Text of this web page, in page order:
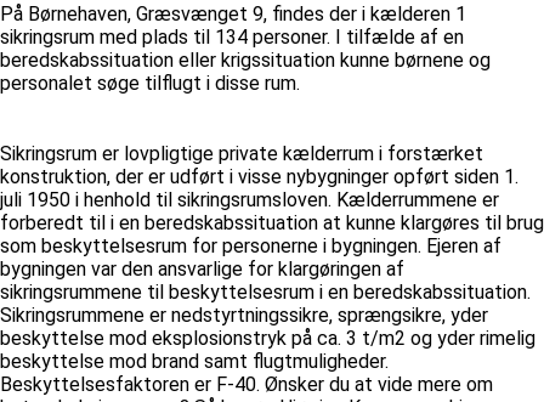
På Børnehaven, Græsvænget 9, findes der i kælderen 1
sikringsrum med plads til 134 personer. I tilfælde af en
beredskabssituation eller krigssituation kunne børnene og
personalet søge tilflugt i disse rum.
Sikringsrum er lovpligtige private kælderrum i forstærket
konstruktion, der er udført i visse nybygninger opført siden 1.
juli 1950 i henhold til sikringsrumsloven. Kælderrummene er
forberedt til i en beredskabssituation at kunne klargøres til brug
som beskyttelsesrum for personerne i bygningen. Ejeren af
bygningen var den ansvarlige for klargøringen af
sikringsrummene til beskyttelsesrum i en beredskabssituation.
Sikringsrummene er nedstyrtningssikre, sprængsikre, yder
beskyttelse mod eksplosionstryk på ca. 3 t/m2 og yder rimelig
beskyttelse mod brand samt flugtmuligheder.
Beskyttelsesfaktoren er F-40. Ønsker du at vide mere om